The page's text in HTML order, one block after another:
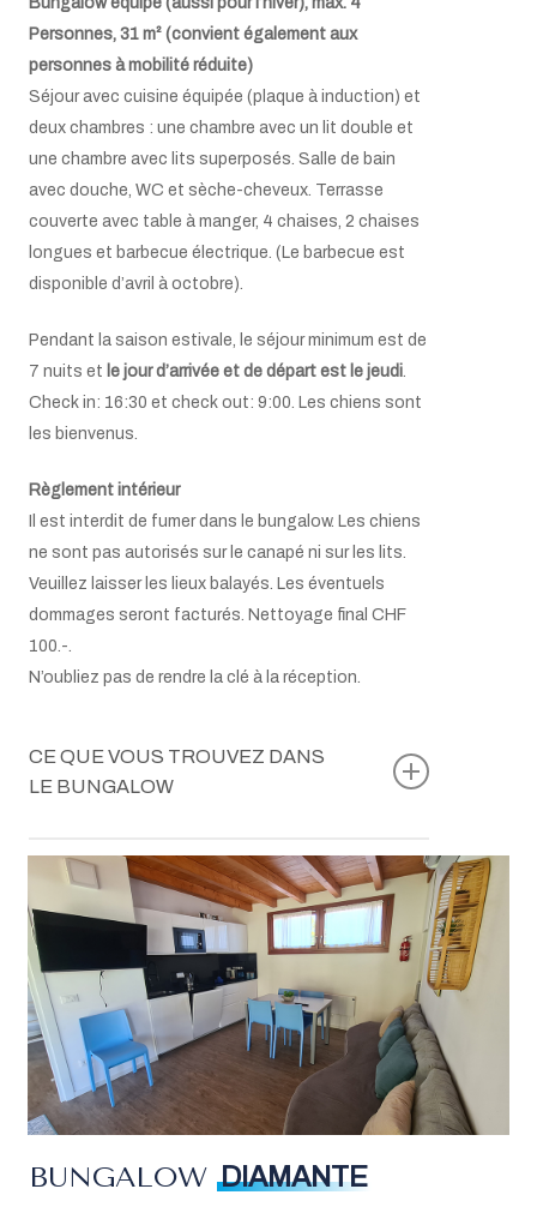
Lit bébé sur demande (max.1)
Personnes, 31 m² (convient également aux
personnes à mobilité réduite)
Séjour avec cuisine équipée (plaque à induction) et
deux chambres : une chambre avec un lit double et
une chambre avec lits superposés. Salle de bain
avec douche, WC et sèche-cheveux. Terrasse
couverte avec table à manger, 4 chaises, 2 chaises
longues et barbecue électrique. (Le barbecue est
disponible d’avril à octobre).
Pendant la saison estivale, le séjour minimum est de
7 nuits et le jour d’arrivée et de départ est le jeudi.
Check in: 16:30 et check out: 9:00. Les chiens sont
les bienvenus.
Règlement intérieur
Il est interdit de fumer dans le bungalow. Les chiens
ne sont pas autorisés sur le canapé ni sur les lits.
Veuillez laisser les lieux balayés. Les éventuels
dommages seront facturés. Nettoyage final CHF
100.-.
N’oubliez pas de rendre la clé à la réception.
CE QUE VOUS TROUVEZ DANS
LE BUNGALOW
Lit double: 160×200 cm
Lits superposés: 80×180 cm
Literie et linges de toilette
Plaque de cuisson à induction
Four à micro-ondes
Réfrigérateur avec compartiment congélateur
Machine Nespresso
Bouilloire électrique
Torchons, liquide vaisselle, éponges
Balai et pelle
Aspirateur
Télévision via satellite
W-LAN
BUNGALOW DIAMANTE